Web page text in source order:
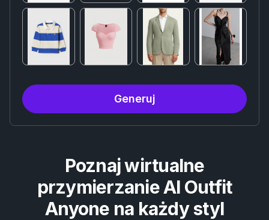
Generuj
Poznaj wirtualne
przymierzanie AI Outfit
Anyone na każdy styl